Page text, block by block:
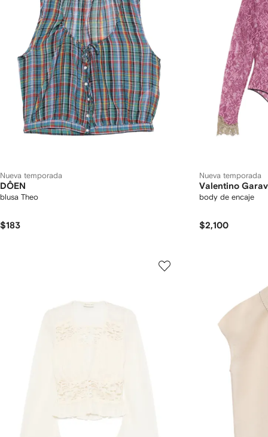
Nueva temporada
DÔEN
blusa Theo
$183
Nueva temporada
Valentino
body de encaje
$2,100